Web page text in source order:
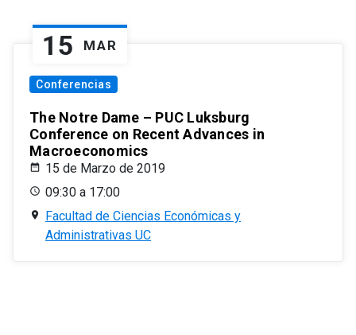
15 MAR
Conferencias
The Notre Dame – PUC Luksburg
Conference on Recent Advances in
Macroeconomics
15 de Marzo de 2019
09:30 a 17:00
Facultad de Ciencias Económicas y
Administrativas UC